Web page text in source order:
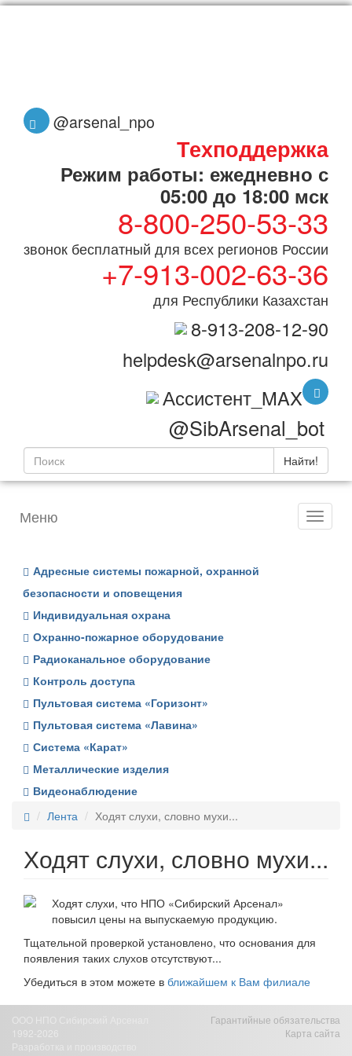
@arsenal_npo
Техподдержка
Режим работы: ежедневно с
05:00 до 18:00 мск
8-800-250-53-33
звонок бесплатный для всех регионов России
+7-913-002-63-36
для Республики Казахстан
8-913-208-12-90
helpdesk@arsenalnpo.ru
Ассистент_MAX
@SibArsenal_bot
Найти!
Меню
Адресные системы пожарной, охранной
безопасности и оповещения
Индивидуальная охрана
Охранно-пожарное оборудование
Радиоканальное оборудование
Контроль доступа
Пультовая система «Горизонт»
Пультовая система «Лавина»
Система «Карат»
Металлические изделия
Видеонаблюдение
Лента
Ходят слухи, словно мухи...
Ходят слухи, словно мухи...
Ходят слухи, что НПО «Сибирский Арсенал»
повысил цены на выпускаемую продукцию.
Тщательной проверкой установлено, что основания для
появления таких слухов отсутствуют...
Убедиться в этом можете в ближайшем к Вам филиале
1992-2026
Разработка и производство
Гарантийные обязательства
Карта сайта